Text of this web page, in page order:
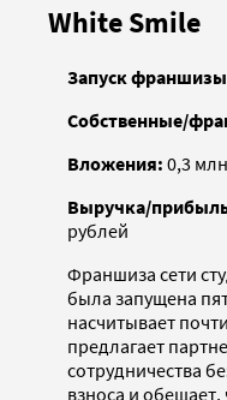
White Smile
Запуск
Собственные/
Вложения: 0,3
Выручка/
рублей
Франшиза сети
была запущена
насчитывает
предлагает
сотрудничества
взноса и обещает,